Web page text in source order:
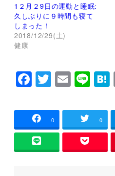
し
い
ウ
ィ
ン
ド
ウ
で
す
)
ク
し
て
く
だ
さ
ウ
ィ
ン
き
ま
す
1２月２9日の運動と睡眠:
久しぶりに９時間も寝て
しまった！
2018/12/29(土)
健康
F
a
c
e
b
o
T
wi
tt
er
E
m
ai
l
Li
n
e
0 0